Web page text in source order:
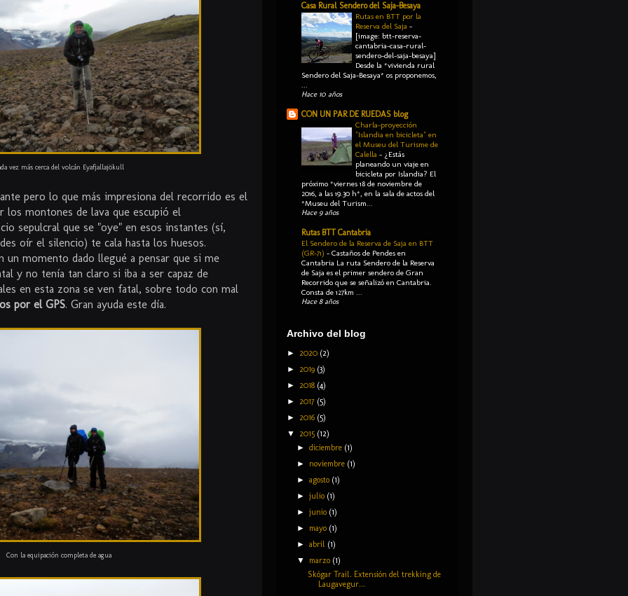
vez más cerca del volcán Eyafjallajökull
pero lo que más impresiona del recorrido es el
los montones de lava que escupió el
sepulcral que se "oye" en esos instantes (sí,
oír el silencio) te cala hasta los huesos.
un momento dado llegué a pensar que si me
y no tenía tan claro si iba a ser capaz de
en esta zona se ven fatal, sobre todo con mal
por el GPS. Gran ayuda este día.
Con la equipación completa de agua
Casa Rural Sendero del Saja-Besaya
Rutas en BTT por la
Reserva del Saja -
[image: btt-reserva-
cantabria-casa-rural-
sendero-del-saja-besaya]
Desde la *vivienda rural
Sendero del Saja-Besaya* os proponemos,
...
Hace 10 años
CON UN PAR DE RUEDAS blog
Charla-proyección
"Islandia en bicicleta" en
el Museu del Turisme de
Calella - ¿Estás
planeando un viaje en
bicicleta por Islandia? El
próximo *viernes 18 de noviembre de
2016, a las 19.30 h*, en la sala de actos del
*Museu del Turism...
Hace 9 años
Rutas BTT Cantabria
El Sendero de la Reserva de Saja en BTT
(GR-71) - Castaños de Pendes en
Cantabria La ruta Sendero de la Reserva
de Saja es el primer sendero de Gran
Recorrido que se señalizó en Cantabria.
Consta de 127km ...
Hace 8 años
Archivo del blog
► 2020 (2)
► 2019 (3)
► 2018 (4)
► 2017 (5)
► 2016 (5)
▼ 2015 (12)
►diciembre (1)
► noviembre (1)
►agosto (1)
►julio (1)
►junio (1)
► mayo (1)
►abril (1)
▼ marzo (1)
Skógar Trail. Extensión del trekking de
Laugavegur...